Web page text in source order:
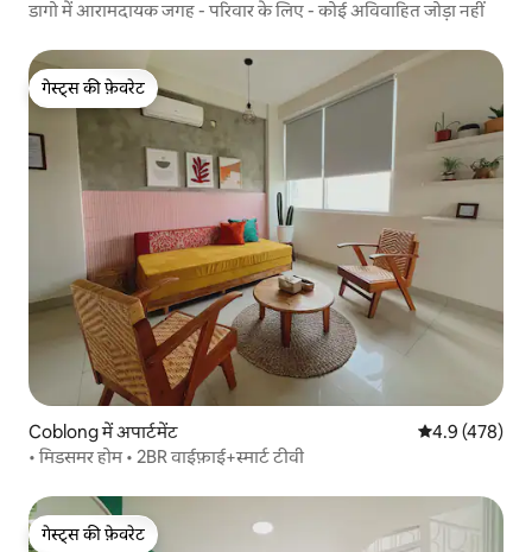
डागो में आरामदायक जगह - परिवार के लिए - कोई अविवाहित जोड़ा नहीं
गेस्ट्स की फ़ेवरेट
गेस्ट्स की फ़ेवरेट
Coblong में अपार्टमेंट औसत रेटिंग 5 में
4.9 (478)
• मिडसमर होम • 2BR वाईफ़ाई+स्मार्ट टीवी
गेस्ट्स की फ़ेवरेट
गेस्ट्स की फ़ेवरेट